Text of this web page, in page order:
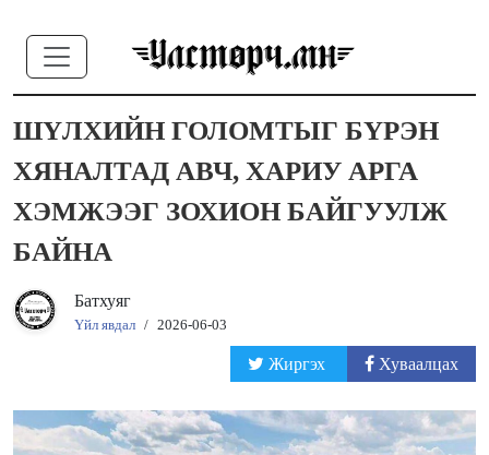
ШҮЛХИЙН ГОЛОМТЫГ БҮРЭН
ХЯНАЛТАД АВЧ, ХАРИУ АРГА
ХЭМЖЭЭГ ЗОХИОН БАЙГУУЛЖ
БАЙНА
Батхуяг
Үйл явдал / 2026-06-03
Жиргэх Хуваалцах